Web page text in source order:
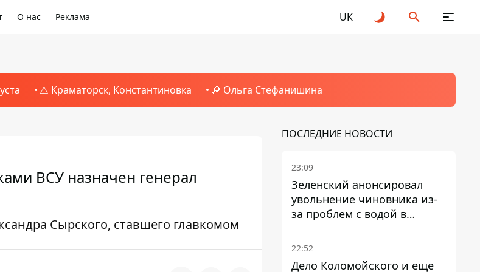
О нас Реклама UK
⚠️ Краматорск, Константиновка 🔎 Ольга Стефанишина
ВСУ назначен генерал
Сырского, ставшего главкомом
ПОСЛЕДНИЕ НОВОСТИ
23:09
Зеленский анонсировал
увольнение чиновника из-
за проблем с водой в
Марганце
22:52
Дело Коломойского и еще